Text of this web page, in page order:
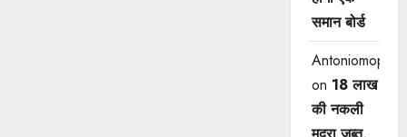
समान बोर्ड
Antoniomop
on 18 लाख
की नकली